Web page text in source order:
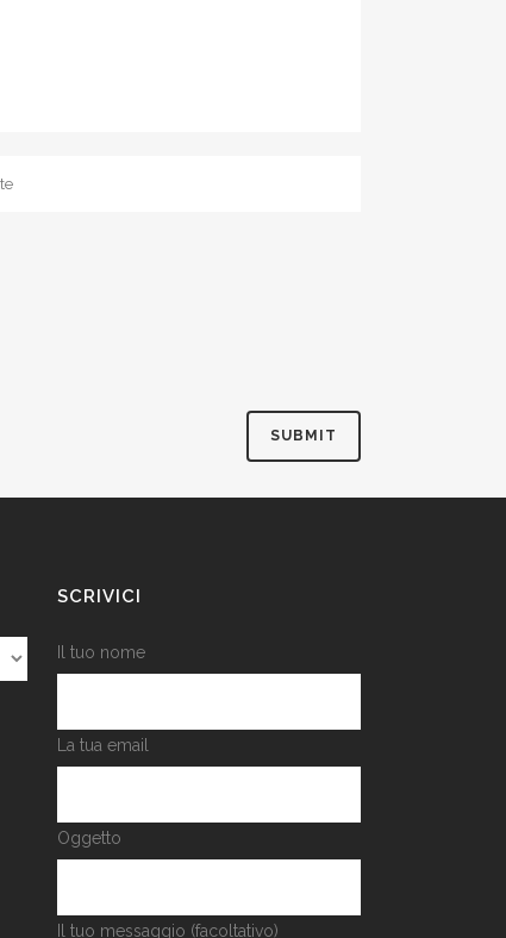
SCRIVICI
Il tuo nome
La tua email
Oggetto
Il tuo messaggio (facoltativo)